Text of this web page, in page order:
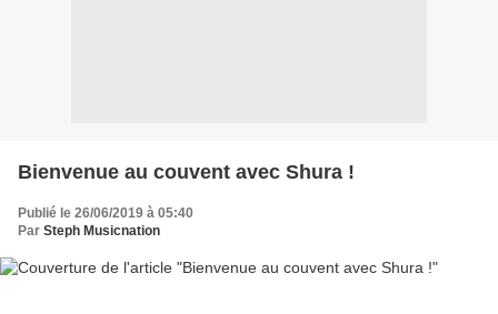
Bienvenue au couvent avec Shura !
Publié le 26/06/2019 à 05:40
Par Steph Musicnation